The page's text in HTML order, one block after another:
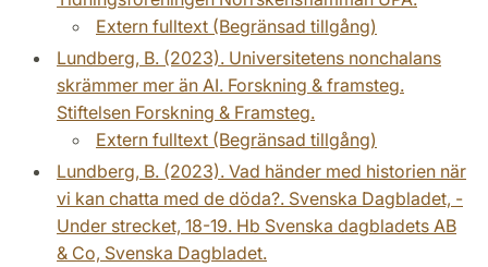
Extern fulltext (Begränsad tillgång)
Lundberg, B. (2023). Universitetens nonchalans
skrämmer mer än AI. Forskning & framsteg.
Stiftelsen Forskning & Framsteg.
Extern fulltext (Begränsad tillgång)
Lundberg, B. (2023). Vad händer med historien när
vi kan chatta med de döda?. Svenska Dagbladet, -
Under strecket, 18-19. Hb Svenska dagbladets AB
& Co, Svenska Dagbladet.